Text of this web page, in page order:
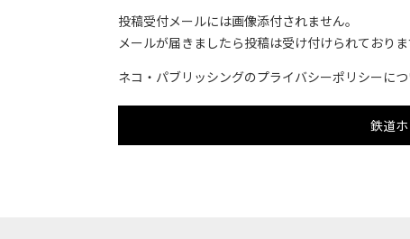
投稿受付メールには画像添付されません。
メールが届きましたら投稿は受け付けられており
ネコ・パブリッシングのプライバシーポリシーに
鉄道